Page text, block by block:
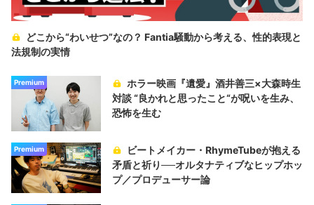
どこから“わいせつ”なの？ Fantia騒動から考える、性的表現と
法規制の実情
Premium
ホラー映画『遺愛』酒井善三×大森時生
対談 “良かれと思ったこと“が呪いを生み、
恐怖を生む
Premium
ビートメイカー・RhymeTubeが抱える
矛盾と祈り──オルタナティブなヒップホッ
プ／プロデューサー論